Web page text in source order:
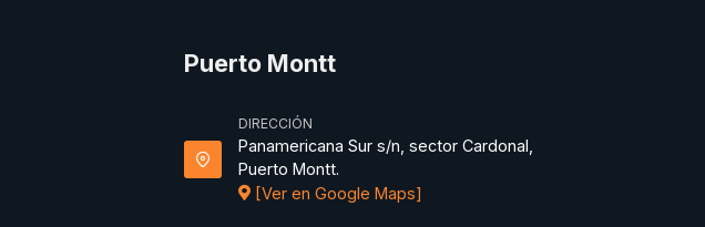
Puerto Montt
DIRECCIÓN
Panamericana Sur s/n, sector Cardonal,
Puerto Montt.
[Ver en Google Maps]